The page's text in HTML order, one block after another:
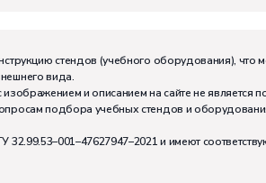
стендов (учебного оборудования), что
вида.
и описанием на сайте не является
подбора учебных стендов и
32.99.53–001–47627947–2021 и имеют